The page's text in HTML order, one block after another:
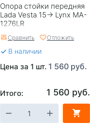
Опора стойки передняя
Lada Vesta 15-> Lynx MA-
1276LR
Сравнить Отложить
В наличии
Цена за 1 шт. 1 560 руб.
Итого: 1 560 руб.